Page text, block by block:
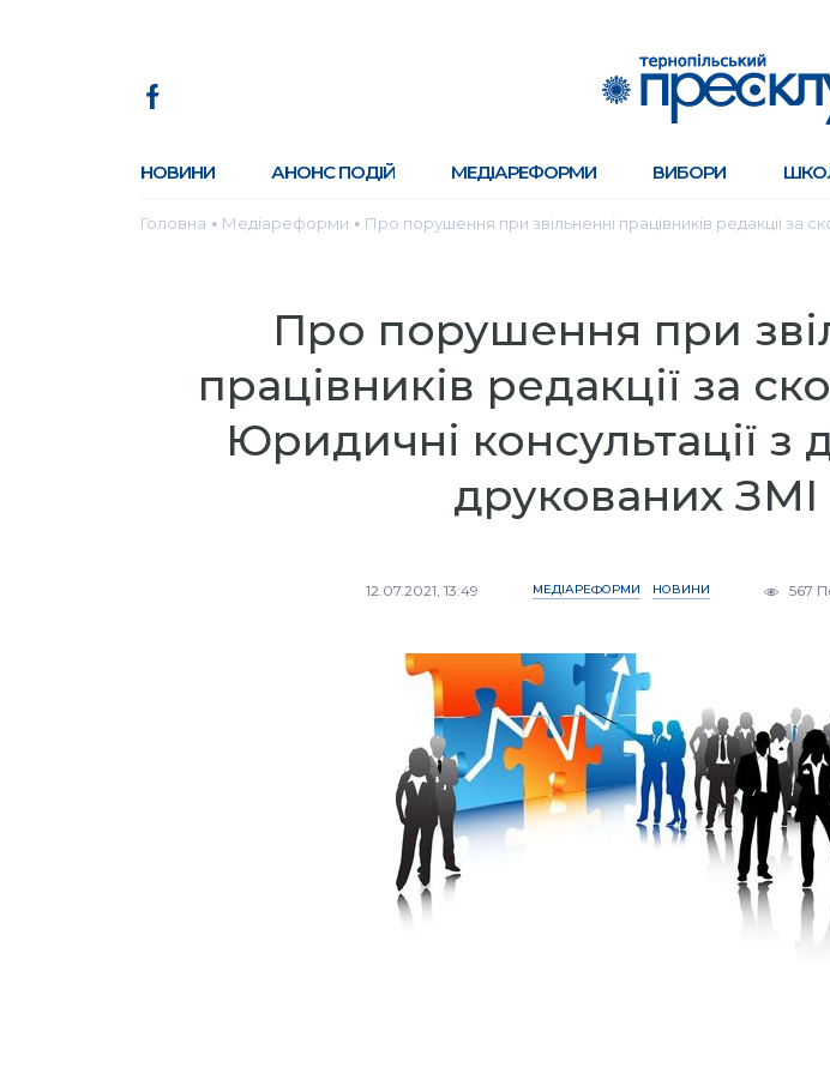
НОВИНИ АНОНС ПОДІЙ МЕДІАРЕФОРМИ ВИБОРИ
Головна ● Медіареформи ● Про порушення при звільненні працівників редакції за
Про порушення при
працівників редакції за
Юридичні консультації з
друкованих ЗМІ
12.07.2021, 13:49 МЕДІАРЕФОРМИ НОВИНИ 567